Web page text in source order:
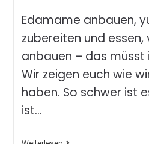
Edamame anbauen,
zubereiten und
anbauen – das müsst
Wir zeigen euch wie
haben. So schwer ist
ist…